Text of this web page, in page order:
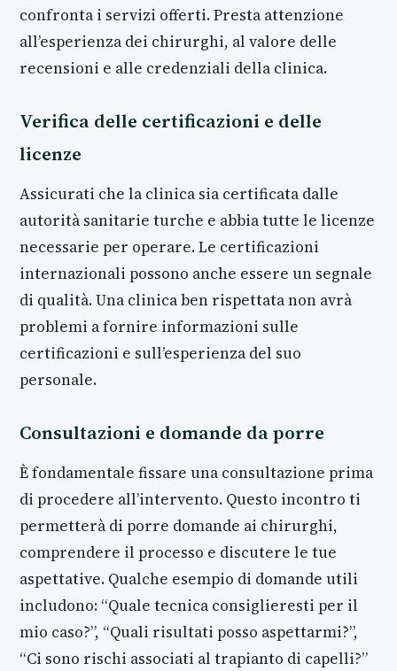
confronta i servizi offerti. Presta attenzione
all’esperienza dei chirurghi, al valore delle
recensioni e alle credenziali della clinica.
Verifica delle certificazioni e delle
licenze
Assicurati che la clinica sia certificata dalle
autorità sanitarie turche e abbia tutte le licenze
necessarie per operare. Le certificazioni
internazionali possono anche essere un segnale
di qualità. Una clinica ben rispettata non avrà
problemi a fornire informazioni sulle
certificazioni e sull’esperienza del suo
personale.
Consultazioni e domande da porre
È fondamentale fissare una consultazione prima
di procedere all’intervento. Questo incontro ti
permetterà di porre domande ai chirurghi,
comprendere il processo e discutere le tue
aspettative. Qualche esempio di domande utili
includono: “Quale tecnica consiglieresti per il
mio caso?”, “Quali risultati posso aspettarmi?”,
“Ci sono rischi associati al trapianto di capelli?”